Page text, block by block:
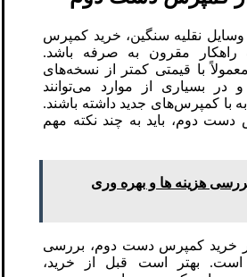
نقلیه سنگین، خرید کمپرس
مقرون به صرفه باشد.
با قیمتی کمتر از نسخه‌های
در بسیاری از موارد می‌توانند
با کمپرس‌های جدید داشته باشند.
دست دوم، باید به چند نکته مهم
بررسی هزینه ‌ها و بهره‌ وری
خرید کمپرس دست دوم، بررسی
بهتر است قبل از خرید،